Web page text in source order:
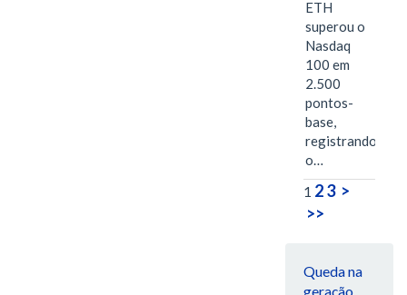
ETH
superou o
Nasdaq
100 em
2.500
pontos-
base,
registrando
o…
1 23 >
>>
Queda na
geração